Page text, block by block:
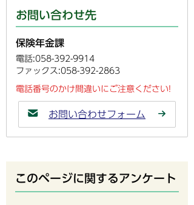
お問い合わせ先
保険年金課
電話:058-392-9914
ファックス:058-392-2863
電話番号のかけ間違いにご注意ください!
お問い合わせフォーム
このページに関するアンケート